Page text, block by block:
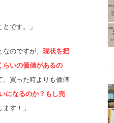
とです。」
のですが、 現状を把
らいの価値があるの
、買った時よりも価値
になるのか？もし売
す！」